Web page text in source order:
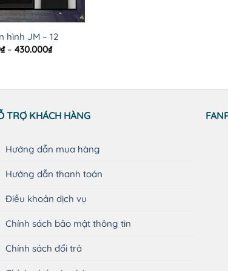
hình JM – 12
₫ – 430.000₫Khoảng
430.000₫
TRỢ KHÁCH HÀNG
Hướng dẫn mua hàng
Hướng dẫn thanh toán
Điều khoản dịch vụ
Chính sách bảo mật thông tin
Chính sách đổi trả